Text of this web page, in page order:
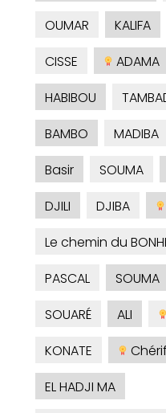
OUMAR
KALIFA
CISSE
ADAMA
HABIBOU
BAMBO
MADIBA
Basir
SOUMA
DJILI
DJIBA
Le chemin du
PASCAL
SOUMA
SOUARÉ
ALI
KONATE
Chérif
EL HADJI MA